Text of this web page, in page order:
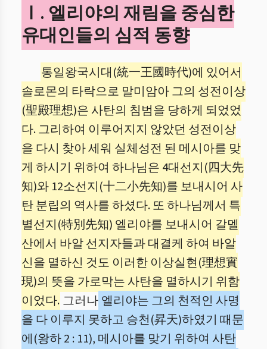
Ⅰ. 엘리야의 재림을 중심한
유대인들의 심적 동향
통일왕국시대(統一王國時代)에 있어서
솔로몬의 타락으로 말미암아 그의 성전이상
(聖殿理想)은 사탄의 침범을 당하게 되었었
다. 그리하여 이루어지지 않았던 성전이상
을 다시 찾아 세워 실체성전 된 메시아를 맞
게 하시기 위하여 하나님은 4대선지(四大先
知)와 12소선지(十二小先知)를 보내시어 사
탄 분립의 역사를 하셨다. 또 하나님께서 특
별선지(特別先知) 엘리야를 보내시어 갈멜
산에서 바알 선지자들과 대결케 하여 바알
신을 멸하신 것도 이러한 이상실현(理想實
現)의 뜻을 가로막는 사탄을 멸하시기 위함
이었다. 그러나 엘리야는 그의 천적인 사명
을 다 이루지 못하고 승천(昇天)하였기 때문
에(왕하 2 : 11), 메시아를 맞기 위하여 사탄